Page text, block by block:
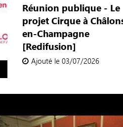
Réunion publique - Le
projet Cirque à
en-Champagne
[Redifusion]
Ajouté le 03/07/2026